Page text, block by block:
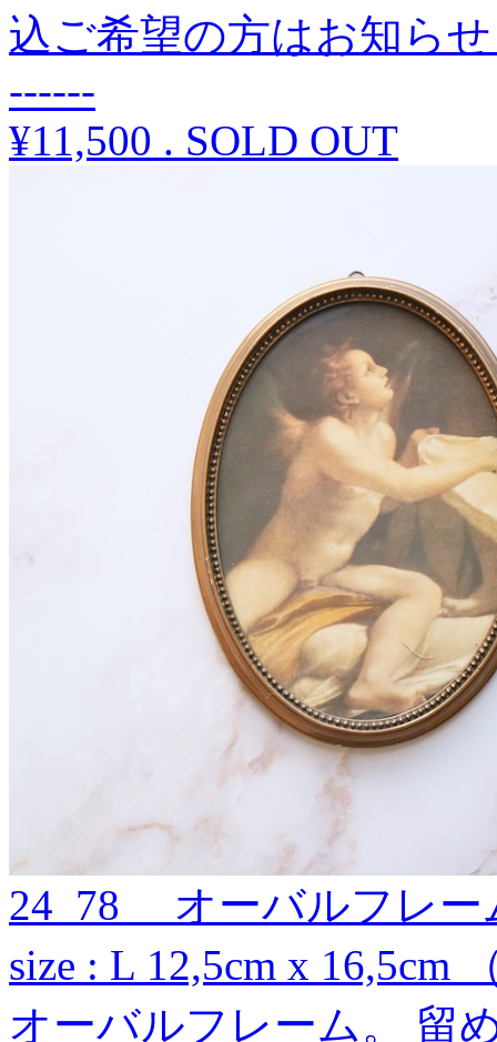
込ご希望の方はお知ら
------
¥11,500 . SOLD OUT
24_78 オーバルフレー
size : L 12,5cm x 16,5cm
オーバルフレーム。 留